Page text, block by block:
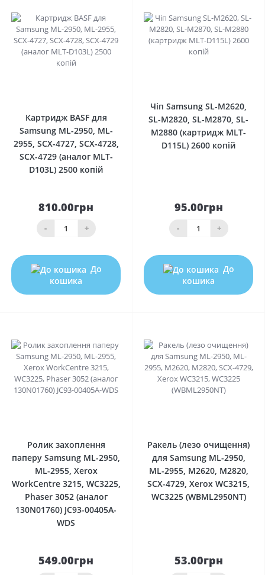
Картридж BASF для
Samsung ML-2950, ML-
2955, SCX-4727, SCX-4728,
SCX-4729 (аналог MLT-
D103L) 2500 копій
810.00грн
- +
До
кошика
Чіп Samsung SL-M2620,
SL-M2820, SL-M2870, SL-
M2880 (картридж MLT-
D115L) 2600 копій
95.00грн
- +
До
кошика
Ролик захоплення
паперу Samsung ML-2950,
ML-2955, Xerox
WorkCentre 3215, WC3225,
Phaser 3052 (аналог
130N01760) JC93-00405A-
WDS
549.00грн
Ракель (лезо очищення)
для Samsung ML-2950,
ML-2955, M2620, M2820,
SCX-4729, Xerox WC3215,
WC3225 (WBML2950NT)
53.00грн